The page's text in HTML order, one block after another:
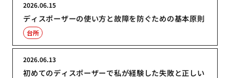
ディスポーザーの使い方と故障を防ぐための基本原則
2026.06.15
台所
初めてのディスポーザーで私が経験した失敗と正しい
2026.06.13